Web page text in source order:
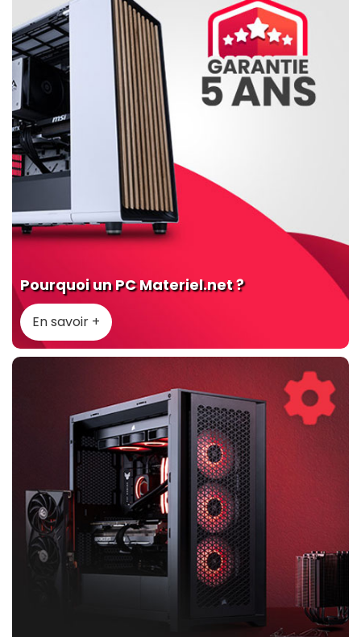
Pourquoi un PC Materiel.net ?
En savoir +